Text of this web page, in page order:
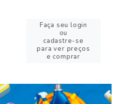
Faça seu login
ou
cadastre-se
para ver preços
e comprar